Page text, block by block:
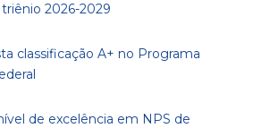
2026-2029
classificação A+ no Programa
de excelência em NPS de